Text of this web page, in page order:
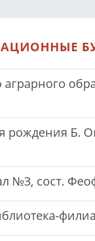
рождения Б.
№3, сост.